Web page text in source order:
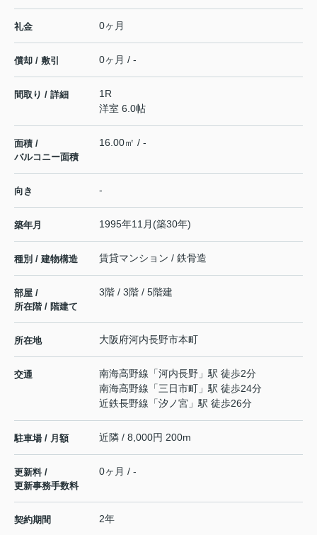
礼金 0ヶ月
償却 / 敷引 0ヶ月 / -
間取り / 詳細
1R
洋室 6.0帖
面積 /
バルコニー面積
16.00㎡ / -
向き -
築年月 1995年11月(築30年)
種別 / 建物構造 賃貸マンション / 鉄骨造
部屋 /
所在階 / 階建て
3階 / 3階 / 5階建
所在地 大阪府河内長野市本町
交通 南海高野線 「河内長野 」駅 徒歩2分
南海高野線 「三日市町 」駅 徒歩24分
近鉄長野線 「汐ノ宮 」駅 徒歩26分
駐車場 / 月額 近隣 / 8,000円 200m
更新料 /
更新事務手数料
0ヶ月 / -
契約期間 2年